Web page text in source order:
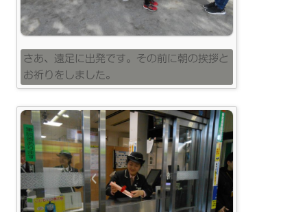
さあ、遠足に出発です。その前に朝の挨拶と
お祈りをしました。